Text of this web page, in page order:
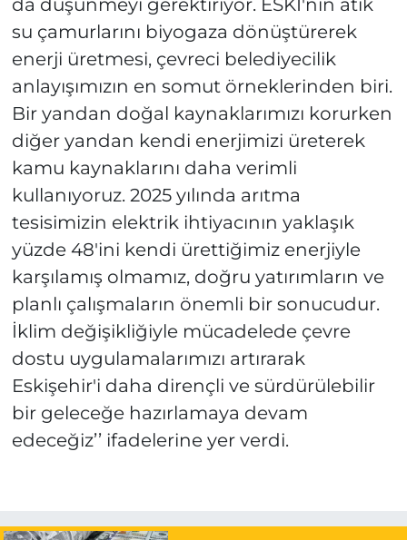
su çamurlarını biyogaza dönüştürerek
enerji üretmesi, çevreci belediyecilik
anlayışımızın en somut örneklerinden biri.
Bir yandan doğal kaynaklarımızı korurken
diğer yandan kendi enerjimizi üreterek
kamu kaynaklarını daha verimli
kullanıyoruz. 2025 yılında arıtma
tesisimizin elektrik ihtiyacının yaklaşık
yüzde 48'ini kendi ürettiğimiz enerjiyle
karşılamış olmamız, doğru yatırımların ve
planlı çalışmaların önemli bir sonucudur.
İklim değişikliğiyle mücadelede çevre
dostu uygulamalarımızı artırarak
Eskişehir'i daha dirençli ve sürdürülebilir
bir geleceğe hazırlamaya devam
edeceğiz’’ ifadelerine yer verdi.